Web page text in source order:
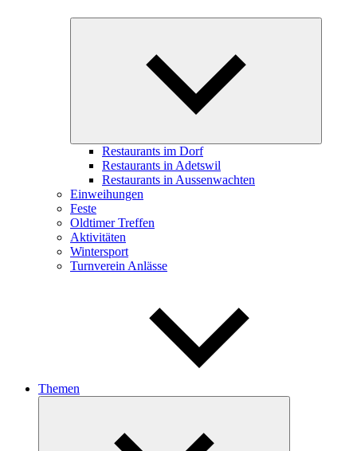
Restaurants im Dorf
Restaurants in Adetswil
Restaurants in Aussenwachten
Einweihungen
Feste
Oldtimer Treffen
Aktivitäten
Wintersport
Turnverein Anlässe
Themen